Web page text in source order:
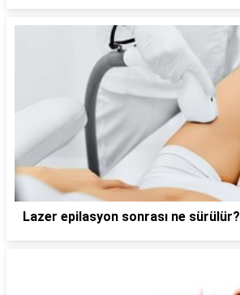
Lazer epilasyon sonrası ne sürülür?